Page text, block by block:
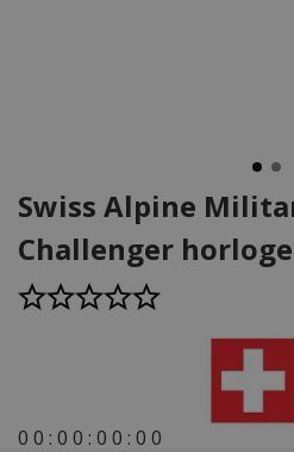
Swiss Alpine
Challenger horloge
0 0 : 0 0 : 0 0 : 0 0